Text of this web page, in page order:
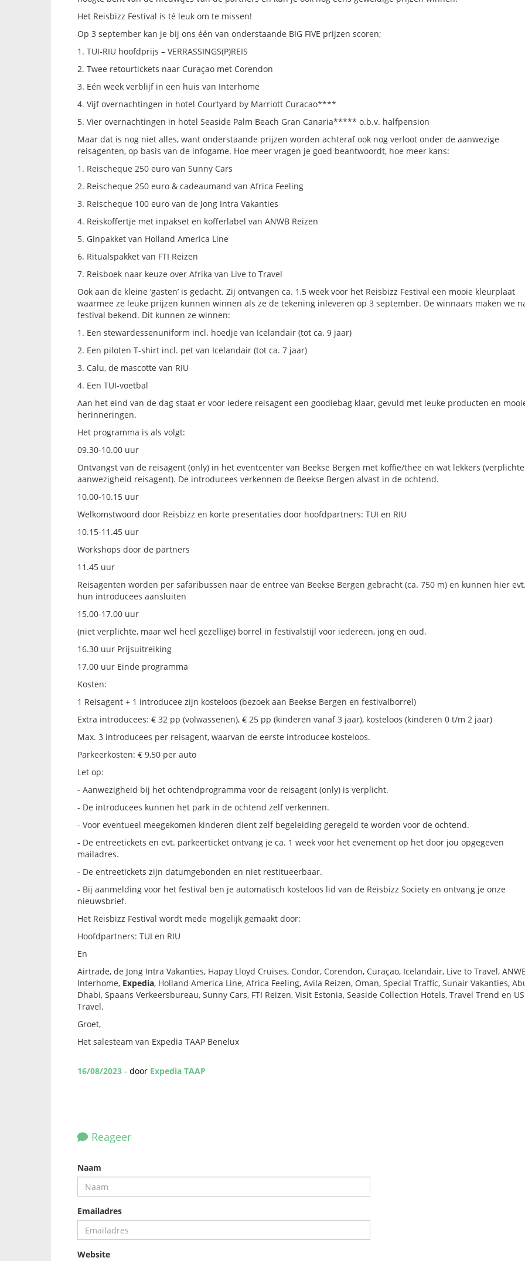
Het Reisbizz Festival is té leuk om te missen!
Op 3 september kan je bij ons één van onderstaande BIG FIVE prijzen scoren;
1. TUI-RIU hoofdprijs – VERRASSINGS(P)REIS
2. Twee retourtickets naar Curaçao met Corendon
3. Eén week verblijf in een huis van Interhome
4. Vijf overnachtingen in hotel Courtyard by Marriott Curacao****
5. Vier overnachtingen in hotel Seaside Palm Beach Gran Canaria***** o.b.v. halfpension
Maar dat is nog niet alles, want onderstaande prijzen worden achteraf ook nog verloot onder de aanwezige
reisagenten, op basis van de infogame. Hoe meer vragen je goed beantwoordt, hoe meer kans:
1. Reischeque 250 euro van Sunny Cars
2. Reischeque 250 euro & cadeaumand van Africa Feeling
3. Reischeque 100 euro van de Jong Intra Vakanties
4. Reiskoffertje met inpakset en kofferlabel van ANWB Reizen
5. Ginpakket van Holland America Line
6. Ritualspakket van FTI Reizen
7. Reisboek naar keuze over Afrika van Live to Travel
Ook aan de kleine ‘gasten’ is gedacht. Zij ontvangen ca. 1,5 week voor het Reisbizz Festival een mooie kleurplaat
waarmee ze leuke prijzen kunnen winnen als ze de tekening inleveren op 3 september. De winnaars maken we
festival bekend. Dit kunnen ze winnen:
1. Een stewardessenuniform incl. hoedje van Icelandair (tot ca. 9 jaar)
2. Een piloten T-shirt incl. pet van Icelandair (tot ca. 7 jaar)
3. Calu, de mascotte van RIU
4. Een TUI-voetbal
Aan het eind van de dag staat er voor iedere reisagent een goodiebag klaar, gevuld met leuke producten en
herinneringen.
Het programma is als volgt:
09.30-10.00 uur
Ontvangst van de reisagent (only) in het eventcenter van Beekse Bergen met koffie/thee en wat lekkers (verplichte
aanwezigheid reisagent). De introducees verkennen de Beekse Bergen alvast in de ochtend.
10.00-10.15 uur
Welkomstwoord door Reisbizz en korte presentaties door hoofdpartners: TUI en RIU
10.15-11.45 uur
Workshops door de partners
11.45 uur
Reisagenten worden per safaribussen naar de entree van Beekse Bergen gebracht (ca. 750 m) en kunnen hier
hun introducees aansluiten
15.00-17.00 uur
(niet verplichte, maar wel heel gezellige) borrel in festivalstijl voor iedereen, jong en oud.
16.30 uur Prijsuitreiking
17.00 uur Einde programma
Kosten:
1 Reisagent + 1 introducee zijn kosteloos (bezoek aan Beekse Bergen en festivalborrel)
Extra introducees: € 32 pp (volwassenen), € 25 pp (kinderen vanaf 3 jaar), kosteloos (kinderen 0 t/m 2 jaar)
Max. 3 introducees per reisagent, waarvan de eerste introducee kosteloos.
Parkeerkosten: € 9,50 per auto
Let op:
- Aanwezigheid bij het ochtendprogramma voor de reisagent (only) is verplicht.
- De introducees kunnen het park in de ochtend zelf verkennen.
- Voor eventueel meegekomen kinderen dient zelf begeleiding geregeld te worden voor de ochtend.
- De entreetickets en evt. parkeerticket ontvang je ca. 1 week voor het evenement op het door jou opgegeven
mailadres.
- De entreetickets zijn datumgebonden en niet restitueerbaar.
- Bij aanmelding voor het festival ben je automatisch kosteloos lid van de Reisbizz Society en ontvang je onze
nieuwsbrief.
Het Reisbizz Festival wordt mede mogelijk gemaakt door:
Hoofdpartners: TUI en RIU
En
Airtrade, de Jong Intra Vakanties, Hapay Lloyd Cruises, Condor, Corendon, Curaçao, Icelandair, Live to Travel,
Interhome, Expedia, Holland America Line, Africa Feeling, Avila Reizen, Oman, Special Traffic, Sunair Vakanties,
Dhabi, Spaans Verkeersbureau, Sunny Cars, FTI Reizen, Visit Estonia, Seaside Collection Hotels, Travel Trend en US
Travel.
Groet,
Het salesteam van Expedia TAAP Benelux
16/08/2023 - door Expedia TAAP
Reageer
Naam
Emailadres
Website